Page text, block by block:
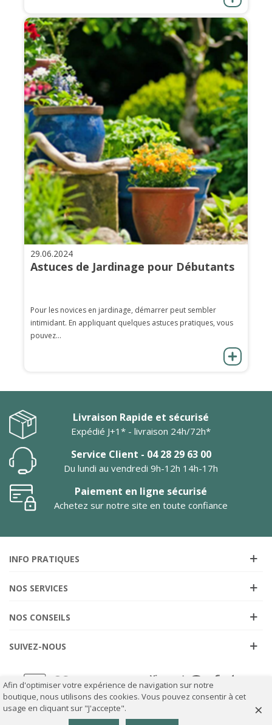
29.06.2024
Astuces de Jardinage pour Débutants
Pour les novices en jardinage, démarrer peut sembler
intimidant. En appliquant quelques astuces pratiques, vous
pouvez...
Livraison Rapide et sécurisé
Expédié J+1* - livraison 24h/72h*
Service Client - 04 28 29 63 00
Du lundi au vendredi 9h-12h 14h-17h
Paiement en ligne sécurisé
Achetez sur notre site en toute confiance
INFO PRATIQUES
NOS SERVICES
NOS CONSEILS
SUIVEZ-NOUS
0
Afin d'optimiser votre expérience de navigation sur notre
boutique, nous utilisons des cookies. Vous pouvez consentir à cet
usage en cliquant sur "J'accepte".
×